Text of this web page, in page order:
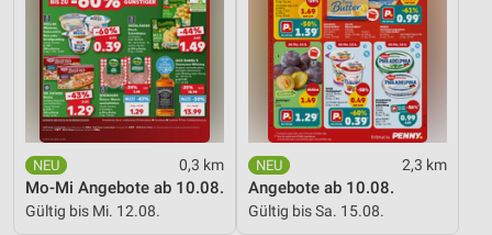
0,3 km
Mo-Mi Angebote ab 10.08.
Gültig bis Mi. 12.08.
2,3 km
Angebote ab 10.08.
Gültig bis Sa. 15.08.